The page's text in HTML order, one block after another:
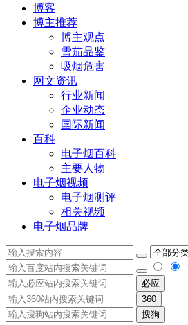
博客
博主推荐
博主观点
雪茄品鉴
吸烟危害
网文资讯
行业新闻
企业动态
国际新闻
百科
电子烟百科
主要人物
电子烟视频
电子烟测评
相关视频
电子烟品牌
必应
360
搜狗